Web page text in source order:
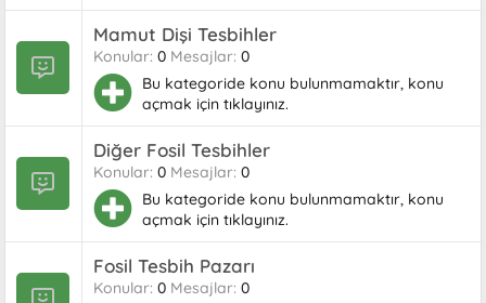
Mamut Dişi Tesbihler
Konular 0 Mesajlar 0
Bu kategoride konu bulunmamaktır, konu
açmak için tıklayınız.
Diğer Fosil Tesbihler
Konular 0 Mesajlar 0
Bu kategoride konu bulunmamaktır, konu
açmak için tıklayınız.
Fosil Tesbih Pazarı
Konular 0 Mesajlar 0